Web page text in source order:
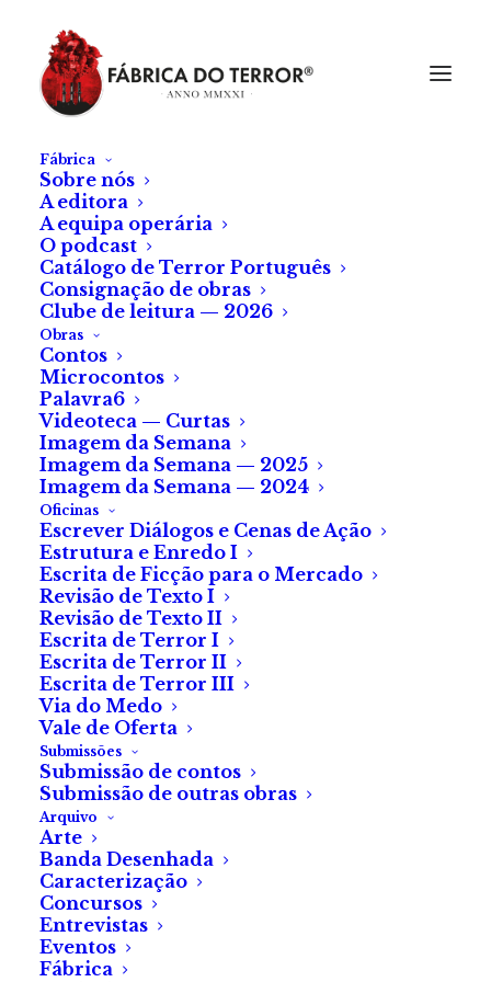
Fábrica
Sobre nós
A editora
A equipa operária
O podcast
Catálogo de Terror Português
Consignação de obras
Clube de leitura — 2026
Obras
Contos
Microcontos
Palavra6
Videoteca — Curtas
Imagem da Semana
Imagem da Semana — 2025
Imagem da Semana — 2024
Oficinas
Escrever Diálogos e Cenas de Ação
Estrutura e Enredo I
Escrita de Ficção para o Mercado
Revisão de Texto I
Revisão de Texto II
Escrita de Terror I
Escrita de Terror II
Escrita de Terror III
Via do Medo
Vale de Oferta
Submissões
Submissão de contos
Submissão de outras obras
Arquivo
Arte
Banda Desenhada
Caracterização
Concursos
Entrevistas
Eventos
Fábrica
Crítica a «Night At
The Eagle Inn», de
Erik Bloomquist
Filme de terror do
realizador norte-
americano que
regressa ao
Fantasporto 2022
De Maria Varanda
Erik Bloomquist traz-nos a história de dois gémeos
que regressam ao motel onde nasceram, durante uma
tempestade que deixou os pais isolados. A mãe
acaba por falecer após o parto e o pai, simplesmente,